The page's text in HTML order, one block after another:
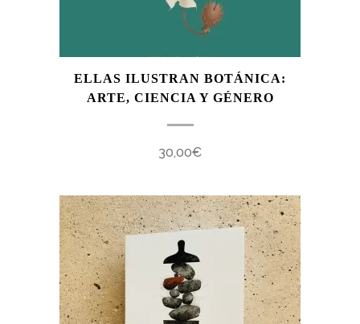
ELLAS ILUSTRAN BOTÁNICA:
ARTE, CIENCIA Y GÉNERO
30,00€